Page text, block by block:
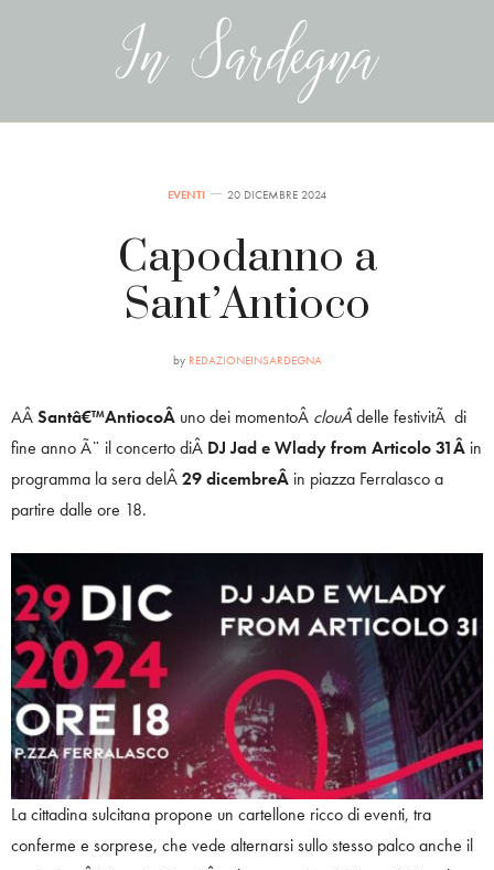
EVENTI 20 DICEMBRE 2024
Capodanno a
Sant’Antioco
by REDAZIONEINSARDEGNA
AÂSantâ€™AntiocoÂ uno dei momentoÂ clouÂdelle festivitÃ di
fine anno Ã¨ il concerto diÂ DJ Jad e Wlady from Articolo 31Â in
programma la sera delÂ29 dicembreÂ in piazza Ferralasco a
partire dalle ore 18.
La cittadina sulcitana propone un cartellone ricco di eventi, tra
conferme e sorprese, che vede alternarsi sullo stesso palco anche il